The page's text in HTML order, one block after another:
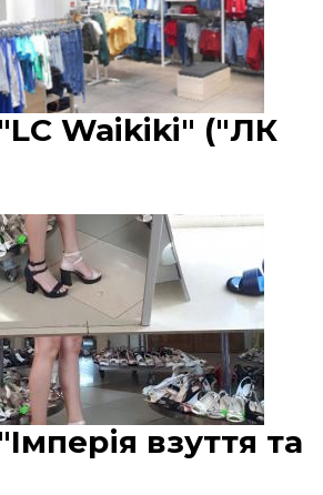
Waikiki" ("ЛК
взуття та